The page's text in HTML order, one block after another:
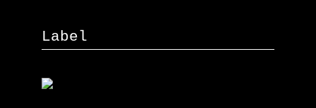
Label